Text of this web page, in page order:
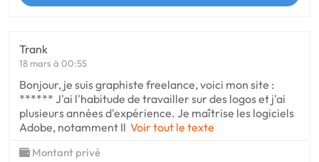
Trank
18 mars à 00:55
Bonjour, je suis graphiste freelance, voici mon site :
****** J'ai l'habitude de travailler sur des logos et j'ai
plusieurs années d'expérience. Je maîtrise les logiciels
Adobe, notamment Il Voir tout le texte
Montant privé